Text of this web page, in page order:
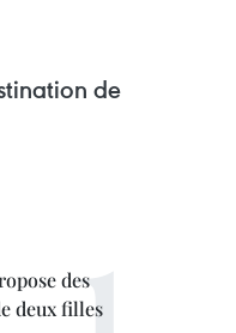
de
des
deux filles